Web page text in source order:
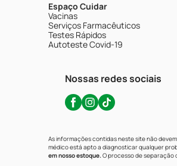
Espaço Cuidar
Vacinas
Serviços Farmacêuticos
Testes Rápidos
Autoteste Covid-19
Nossas redes sociais
As informações contidas neste site não
médico está apto a diagnosticar qualquer
em nosso estoque.O processo de separação